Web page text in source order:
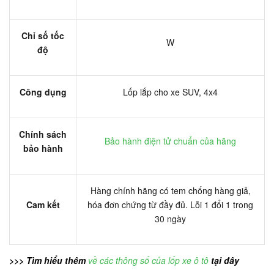
Chỉ số tốc
độ
W
Công dụng Lốp lắp cho xe SUV, 4x4
Chính sách
bảo hành
Bảo hành điện tử chuẩn của hãng
Cam kết
Hàng chính hãng có tem chống hàng giả,
hóa đơn chứng từ đầy đủ. Lỗi 1 đổi 1 trong
30 ngày
>>> Tìm hiểu thêm về các thông số của lốp xe ô tô tại đây